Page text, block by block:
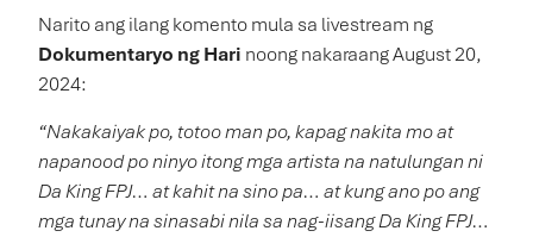
Narito ang ilang komento mula sa livestream ng
Dokumentaryo ng Hari noong nakaraang August 20,
2024:
“Nakakaiyak po, totoo man po, kapag nakita mo at
napanood po ninyo itong mga artista na natulungan ni
Da King FPJ… at kahit na sino pa… at kung ano po ang
mga tunay na sinasabi nila sa nag-iisang Da King FPJ…